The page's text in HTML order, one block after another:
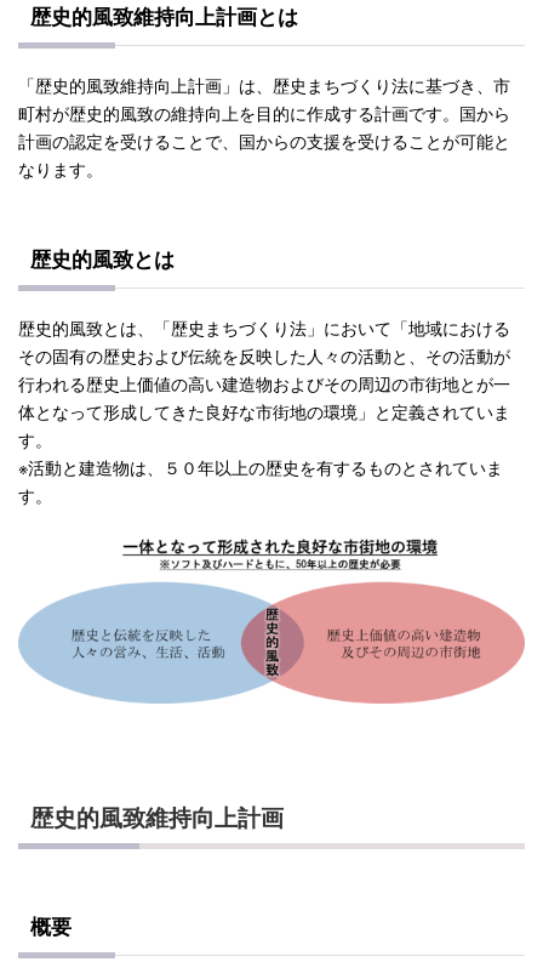
歴史的風致維持向上計画とは
「歴史的風致維持向上計画」は、歴史まちづくり法に基づき、市
町村が歴史的風致の維持向上を目的に作成する計画です。国から
計画の認定を受けることで、国からの支援を受けることが可能と
なります。
歴史的風致とは
歴史的風致とは、「歴史まちづくり法」において「地域における
その固有の歴史および伝統を反映した人々の活動と、その活動が
行われる歴史上価値の高い建造物およびその周辺の市街地とが一
体となって形成してきた良好な市街地の環境」と定義されていま
す。
※活動と建造物は、５０年以上の歴史を有するものとされていま
す。
歴史的風致維持向上計画
概要